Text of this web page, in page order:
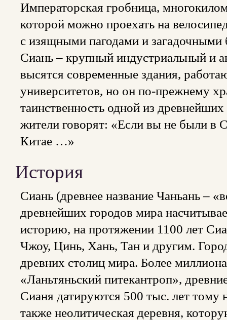
Императорская гробница,
которой можно проехать на
с изящными пагодами и
Сиань – крупный индустриальный и
высятся современные здания,
университетов, но он по-прежнему
таинственность одной из
жители говорят: «Если вы не были в
Китае …»
История
Сиань (древнее название Чаньань –
древнейших городов мира
историю, на протяжении 1100 лет
Чжоу, Цинь, Хань, Тан и другим.
древних столиц мира. Более
«Ланьтяньский питекантроп»,
Сианя датируются 500 тыс. лет тому
также неолитическая деревня,